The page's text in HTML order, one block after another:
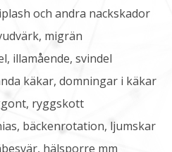
och andra nackskador
migrän
illamående, svindel
käkar, domningar i käkar
ryggskott
bäckenrotation, ljumskar
hälsporre mm